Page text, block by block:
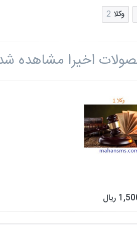
وکلا 2
اخیرا مشاهده
ریال